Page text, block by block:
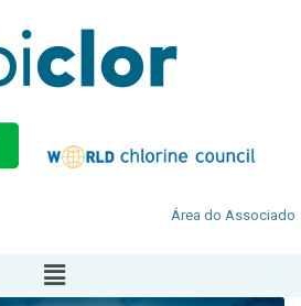
Área do Associado